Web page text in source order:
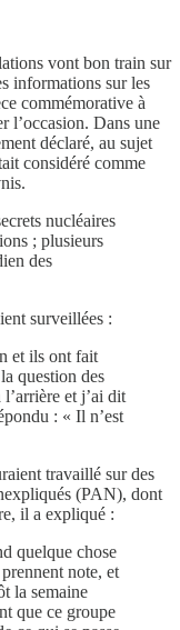
vont bon train sur
informations sur les
commémorative à
l’occasion. Dans une
déclaré, au sujet
considéré comme
nucléaires
; plusieurs
des
surveillées :
et ils ont fait
question des
et j’ai dit
: « Il n’est
travaillé sur des
(PAN), dont
il a expliqué :
quelque chose
note, et
la semaine
que ce groupe